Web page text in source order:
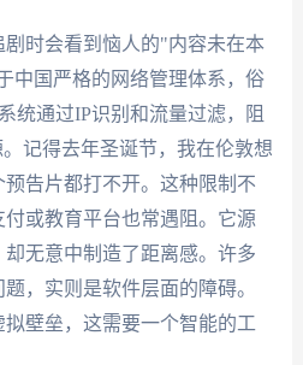
时会看到恼人的"内容未在本
中国严格的网络管理体系，俗
统通过IP识别和流量过滤，阻
记得去年圣诞节，我在伦敦想
告片都打不开。这种限制不
或教育平台也常遇阻。它源
无意中制造了距离感。许多
，实则是软件层面的障碍。
壁垒，这需要一个智能的工